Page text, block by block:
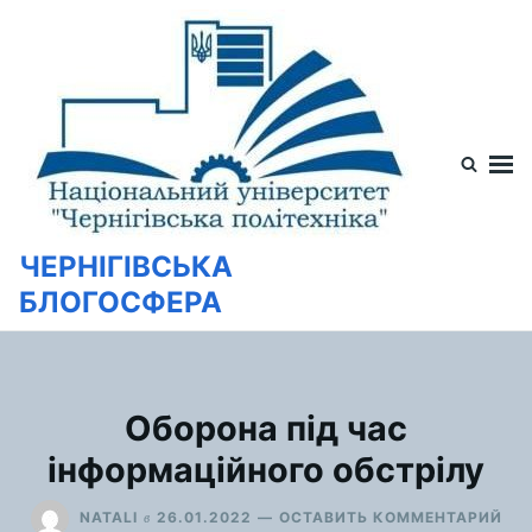
содержимому
ЧЕРНІГІВСЬКА
БЛОГОСФЕРА
Оборона під час
інформаційного обстрілу
NATALI в 26.01.2022 ОСТАВИТЬ КОММЕНТАРИЙ